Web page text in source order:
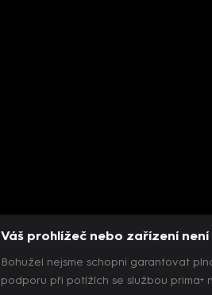
Váš prohlížeč nebo zařízení
Bohužel nejsme schopni garantovat
podporu při potížích se službou prima+